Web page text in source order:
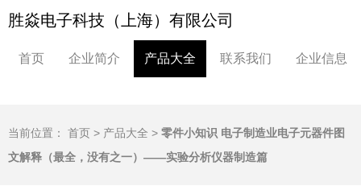
胜焱电子科技（上海）有限公司
首页 企业简介 产品大全 联系我们 企业信息
当前位置： 首页 > 产品大全 > 零件小知识 电子制造业电子元器件图
文解释（最全，没有之一）——实验分析仪器制造篇